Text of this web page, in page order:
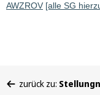
AWZROV [alle SG
befinden
zurück zu: